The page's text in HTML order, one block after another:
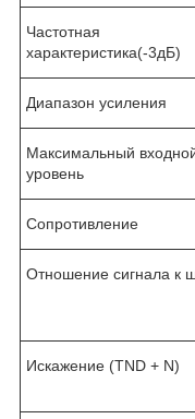
Частотная
характеристика(-3дБ)
Диапазон усиления
Максимальный
уровень
Сопротивление
Отношение сигнала к
Искажение (TND + N)